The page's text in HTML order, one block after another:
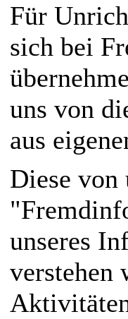
Für
sich bei
uns von
aus
Diese von
unseres
verstehen